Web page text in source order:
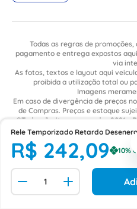
Rele Temporizado Retardo
48-63Hz 1 Reversível AZWGSP Coel
R$ 242,09
Todas as regras de
pagamento e entrega expostos
via
As fotos, textos e layout aqui
proibida a utilização total ou
Imagens
Em caso de divergência de preços
de Compras. Preços e estoque
©Todos direitos reservados 2021 -
CNPJ: 06.913.480/0015-63 -
Village Limeira. Pavilhão Sítio São